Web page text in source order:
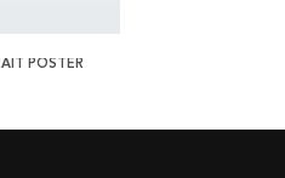
POSTER